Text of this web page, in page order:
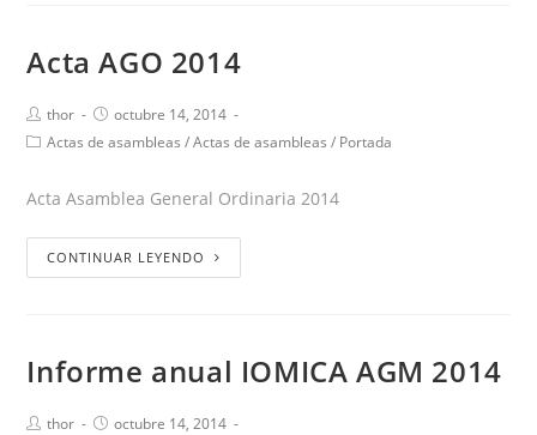
Acta AGO 2014
thor
octubre 14, 2014
Actas de asambleas / Actas de asambleas / Portada
Acta Asamblea General Ordinaria 2014
CONTINUAR LEYENDO
Informe anual IOMICA AGM 2014
thor
octubre 14, 2014